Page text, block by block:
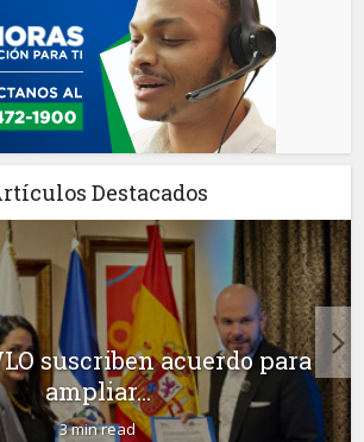
Destacados
suscriben acuerdo para
ampliar...
3 min read